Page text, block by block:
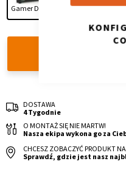
Gamer Dark
DOSTAWA
4 Tygodnie
O MONTAŻ SIĘ NIE MARTW!
Nasza ekipa wykona go za
CHCESZ ZOBACZYĆ PRODUKT
Sprawdź, gdzie jest nasz